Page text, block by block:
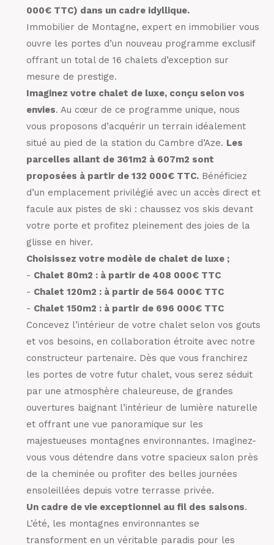
000€ TTC) dans un cadre idyllique.
Immobilier de Montagne, expert en immobilier vous
ouvre les portes d’un nouveau programme exclusif
offrant un total de 16 chalets d’exception sur
mesure de prestige.
Imaginez votre chalet de luxe, conçu selon vos
envies. Au cœur de ce programme unique, nous
vous proposons d’acquérir un terrain idéalement
situé au pied de la station du Cambre d’Aze. Les
parcelles allant de 361m2 à 607m2 sont
proposées à partir de 132 000€ TTC.Bénéficiez
d’un emplacement privilégié avec un accès direct et
facule aux pistes de ski : chaussez vos skis devant
votre porte et profitez pleinement des joies de la
glisse en hiver.
Choisissez votre modèle de chalet de luxe ;
- Chalet 80m2 : à partir de 408 000€ TTC
- Chalet 120m2 : à partir de 564 000€ TTC
- Chalet 150m2 : à partir de 696 000€ TTC
Concevez l’intérieur de votre chalet selon vos gouts
et vos besoins, en collaboration étroite avec notre
constructeur partenaire. Dès que vous franchirez
les portes de votre futur chalet, vous serez séduit
par une atmosphère chaleureuse, de grandes
ouvertures baignant l’intérieur de lumière naturelle
et offrant une vue panoramique sur les
majestueuses montagnes environnantes. Imaginez-
vous vous détendre dans votre spacieux salon près
de la cheminée ou profiter des belles journées
ensoleillées depuis votre terrasse privée.
Un cadre de vie exceptionnel au fil des saisons.
L’été, les montagnes environnantes se
transforment en un véritable paradis pour les